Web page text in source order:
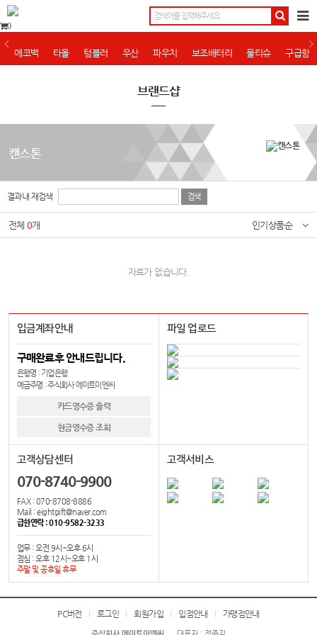
0
에코백 타올 텀블러 우산 파우치 보조배터리 물티슈 구급함
브랜드샵
캔스톤
결과내 재검색
전체0개 인기상품순
자료가 없습니다.
입금계좌안내
구매완료후 안내드립니다.
은행명 : 기업은행
예금주명 : 주식회사 에이트이엔씨
카드영수증 출력
현금영수증 조회
파일 업로드
고객상담센터
070-8740-9900
FAX : 070-8708-8886
Mail : eightgift@naver.com
급한연락 : 010-9582-3233
업무 : 오전 9시~오후 6시
점심 : 오후 12시~오후 1시
주말 및 공휴일 휴무
고객서비스
PC버전 로그인 회원가입 입점안내 가맹점안내